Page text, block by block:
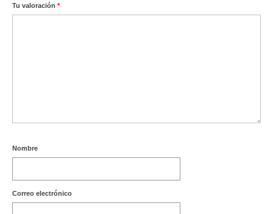
Tu valoración *
Nombre
Correo electrónico